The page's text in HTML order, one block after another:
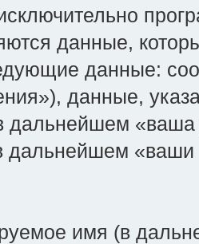
данные,
данные:
данные,
дальнейшем «ваша
дальнейшем «ваши
имя (в